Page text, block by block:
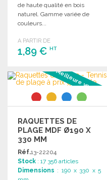
de haute qualité en bois
naturel. Gamme variée de
couleurs...
A PARTIR DE
1,89 € HT
COMMANDER
Meilleure vente #3
RAQUETTES DE
PLAGE MDF Ø190 X
330 MM
Réf.13-22204
Stock : 17 356 articles
Dimensions : 190 x 330 x 5